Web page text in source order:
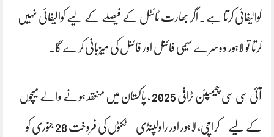
کوالیفائی کرتا ہے۔ اگر بھارت ٹائٹل کے فیصلے کے لیے کوالیفائی نہیں
کرتا تو لاہور دوسرے سیمی فائنل اور فائنل کی میزبانی کرے گا۔
آئی سی سی چیمپئن ٹرافی 2025 ، پاکستان میں منعقد ہونے والے میچوں
کے لیے – کراچی، لاہور اور راولپنڈی – ٹکٹوں کی فروخت 28 جنوری کو